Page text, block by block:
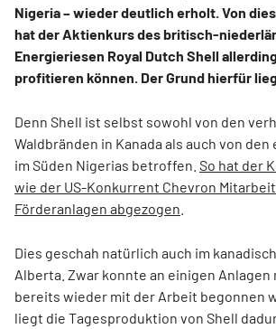
Nigeria – wieder deutlich erholt. Von
hat der Aktienkurs des britisch-
Energieriesen Royal Dutch Shell
profitieren können. Der Grund hierfür
Denn Shell ist selbst sowohl von den
Waldbränden in Kanada als auch von
im Süden Nigerias betroffen. So hat der
wie der US-Konkurrent Chevron
Förderanlagen abgezogen
Dies geschah natürlich auch im
Alberta. Zwar konnte an einigen Anlagen
bereits wieder mit der Arbeit begonnen
liegt die Tagesproduktion von Shell